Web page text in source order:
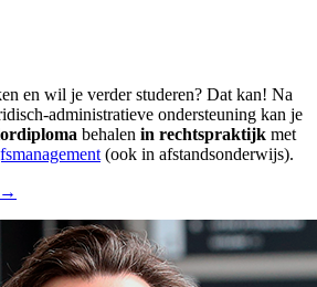
en wil je verder studeren? Dat kan! Na
administratieve ondersteuning kan je
behalen in rechtspraktijk met
(ook in afstandsonderwijs).
→